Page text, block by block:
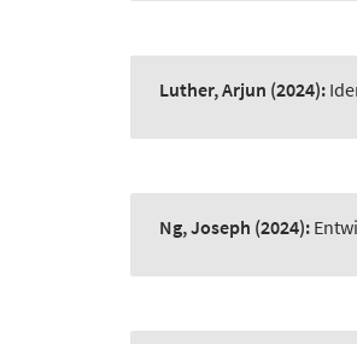
Luther, Arjun (2024):
Ng, Joseph (2024):